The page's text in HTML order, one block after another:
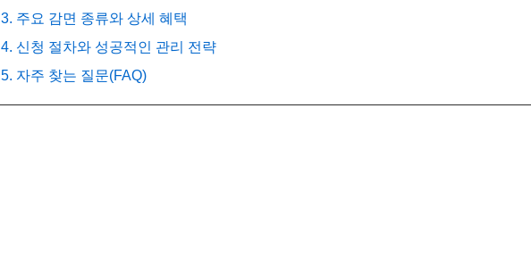
3. 주요 감면 종류와 상세 혜택
4. 신청 절차와 성공적인 관리 전략
5. 자주 찾는 질문(FAQ)